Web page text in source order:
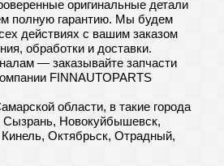
оригинальные детали
полную гарантию. Мы будем
действиях с вашим заказом
обработки и доставки.
— заказывайте запчасти
FINNAUTOPARTS
области, в такие города
Сызрань, Новокуйбышевск,
Октябрьск, Отрадный,